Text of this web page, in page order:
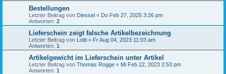
Bestellungen
Letzter Beitrag von Diessel « Do Feb 27, 2025 3:26 pm
Antworten: 2
Lieferschein zeigt falsche Artikelbezeichnung
Letzter Beitrag von Lotti « Fr Aug 04, 2023 11:03 am
Antworten: 1
Artikelgewicht im Lieferschein unter Artikel
Letzter Beitrag von Thomas Rogge « Mi Feb 22, 2023 2:53 pm
Antworten: 1